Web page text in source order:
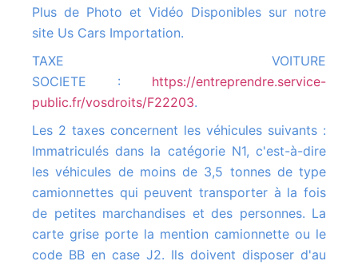
Plus de Photo et Vidéo Disponibles sur notre
site Us Cars Importation.
TAXE VOITURE
SOCIETE : https://entreprendre.service-
public.fr/vosdroits/F22203.
Les 2 taxes concernent les véhicules suivants :
Immatriculés dans la catégorie N1, c'est-à-dire
les véhicules de moins de 3,5 tonnes de type
camionnettes qui peuvent transporter à la fois
de petites marchandises et des personnes. La
carte grise porte la mention camionnette ou le
code BB en case J2. Ils doivent disposer d'au